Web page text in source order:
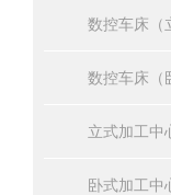
数控车床（
数控车床（
立式加工中
卧式加工中